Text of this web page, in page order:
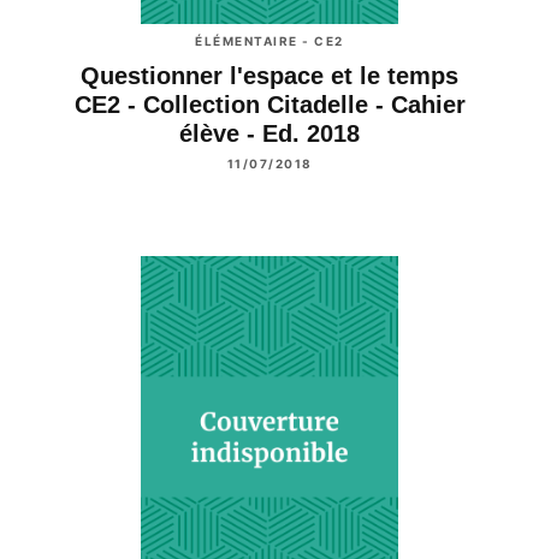
ÉLÉMENTAIRE - CE2
Questionner l'espace et le temps
CE2 - Collection Citadelle - Cahier
élève - Ed. 2018
11/07/2018